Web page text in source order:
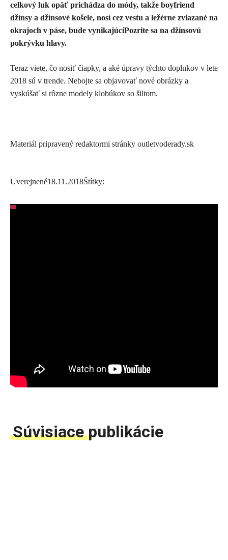
celkový luk opäť prichádza do módy, takže boyfriend
džínsy a džínsové košele, nosí cez vestu a ležérne zviazané na
okrajoch v páse, bude vynikajúciPozrite sa na džínsovú
pokrývku hlavy.
Teraz viete, čo nosiť čiapky, a aké úpravy týchto doplnkov v lete
2018 sú v trende. Nebojte sa objavovať nové obrázky a
vyskúšať si rôzne modely klobúkov so šiltom.
Materiál pripravený redaktormi stránky outletvoderady.sk
Uverejnené18.11.2018Štítky:
Súvisiace publikácie